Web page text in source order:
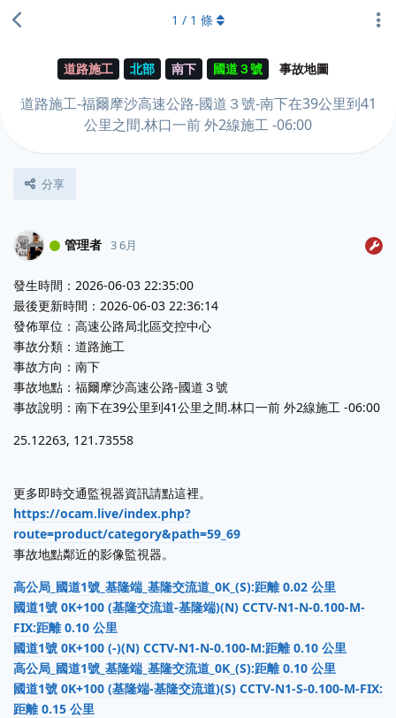
道路施工 北部 南下 國道３號 事故地圖
道路施工-福爾摩沙高速公路-國道３號-南下在39公里到41
公里之間.林口一前 外2線施工 -06:00
分享
1 / 1 條
管理者 3 6月
發生時間：2026-06-03 22:35:00
最後更新時間：2026-06-03 22:36:14
發佈單位：高速公路局北區交控中心
事故分類：道路施工
事故方向：南下
事故地點：福爾摩沙高速公路-國道３號
事故說明：南下在39公里到41公里之間.林口一前 外2線施工 -06:00
25.12263, 121.73558
更多即時交通監視器資訊請點這裡。
https://ocam.live/index.php?
route=product/category&path=59_69
事故地點鄰近的影像監視器。
高公局_國道1號_基隆端_基隆交流道_0K_(S):距離 0.02 公里
國道1號 0K+100 (基隆交流道-基隆端)(N) CCTV-N1-N-0.100-M-
FIX:距離 0.10 公里
國道1號 0K+100 (-)(N) CCTV-N1-N-0.100-M:距離 0.10 公里
高公局_國道1號_基隆端_基隆交流道_0K_(S):距離 0.10 公里
國道1號 0K+100 (基隆端-基隆交流道)(S) CCTV-N1-S-0.100-M-FIX:
距離 0.15 公里